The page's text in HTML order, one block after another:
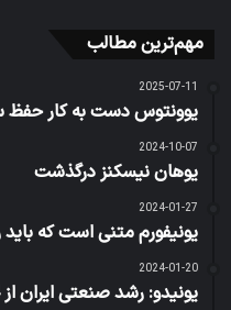
مهم‌ترین مطالب
2025-07-11
یوونتوس دست به کار
2024-10-07
یوهان نیسکنز درگذشت
2024-01-27
یونیفورم متنی است که
2024-01-20
یونیدو: رشد صنعتی ایران از 164 کشور جهان بیشتر شد